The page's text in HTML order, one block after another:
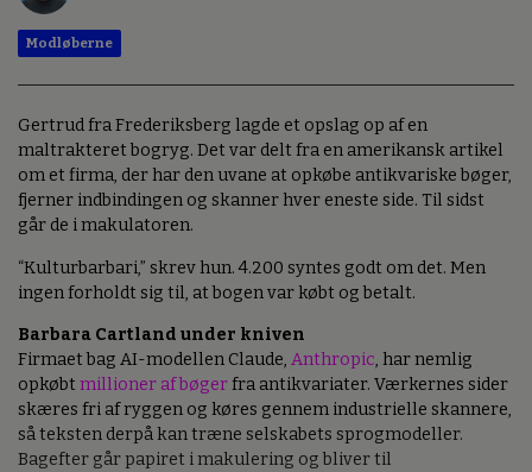
Modløberne
Gertrud fra Frederiksberg lagde et opslag op af en
maltrakteret bogryg. Det var delt fra en amerikansk artikel
om et firma, der har den uvane at opkøbe antikvariske bøger,
fjerner indbindingen og skanner hver eneste side. Til sidst
går de i makulatoren.
“Kulturbarbari,” skrev hun. 4.200 syntes godt om det. Men
ingen forholdt sig til, at bogen var købt og betalt.
Barbara Cartland under kniven
Firmaet bag AI-modellen Claude, Anthropic, har nemlig
opkøbt millioner af bøgerfra antikvariater. Værkernes sider
skæres fri af ryggen og køres gennem industrielle skannere,
så teksten derpå kan træne selskabets sprogmodeller.
Bagefter går papiret i makulering og bliver til